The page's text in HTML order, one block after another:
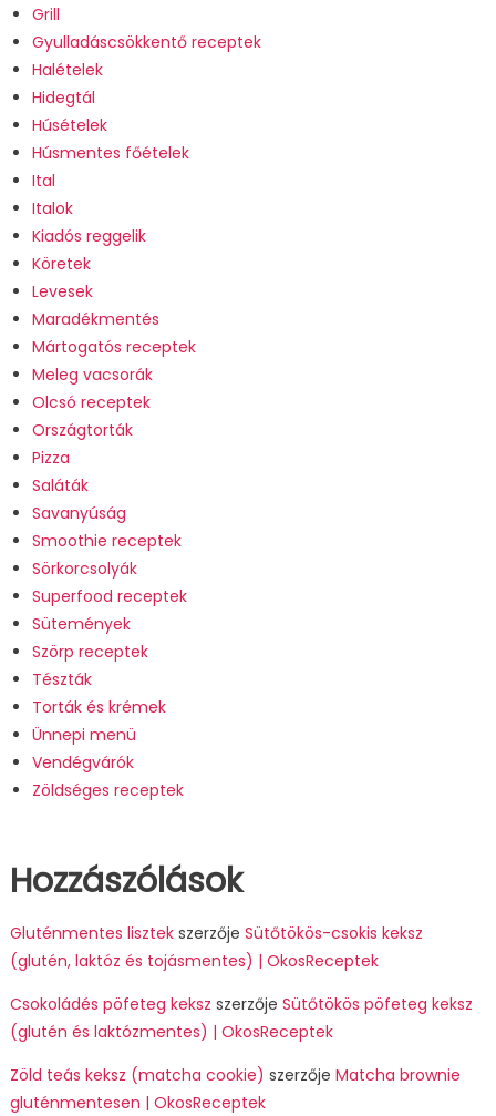
Grill
Gyulladáscsökkentő receptek
Halételek
Hidegtál
Húsételek
Húsmentes főételek
Ital
Italok
Kiadós reggelik
Köretek
Levesek
Maradékmentés
Mártogatós receptek
Meleg vacsorák
Olcsó receptek
Országtorták
Pizza
Saláták
Savanyúság
Smoothie receptek
Sörkorcsolyák
Superfood receptek
Sütemények
Szörp receptek
Tészták
Torták és krémek
Ünnepi menü
Vendégvárók
Zöldséges receptek
Hozzászólások
Gluténmentes lisztekszerzője Sütőtökös-csokis keksz
(glutén, laktóz és tojásmentes) | OkosReceptek
Csokoládés pöfeteg keksz szerzője Sütőtökös pöfeteg keksz
(glutén és laktózmentes) | OkosReceptek
Zöld teás keksz (matcha cookie) szerzője Matcha brownie
gluténmentesen | OkosReceptek